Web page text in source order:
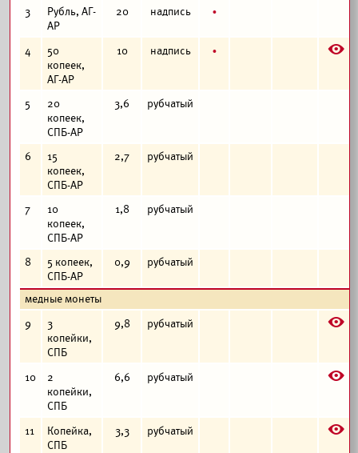
3
Рубль, АГ-
АР
20 надпись б
4
50
копеек,
АГ-АР
10 надпись б E
5
20
копеек,
СПБ-АР
3,6 рубчатый
6
15
копеек,
СПБ-АР
2,7 рубчатый
7
10
копеек,
СПБ-АР
1,8 рубчатый
8
5 копеек,
СПБ-АР
0,9 рубчатый
медные монеты
9
3
копейки,
СПБ
9,8 рубчатый E
10
2
копейки,
СПБ
6,6 рубчатый E
11
Копейка,
СПБ
3,3 рубчатый E